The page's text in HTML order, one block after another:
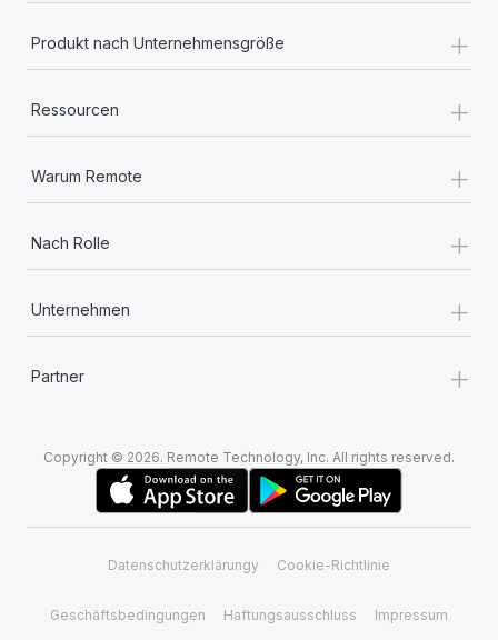
Produkt nach Unternehmensgröße +
Ressourcen +
Warum Remote +
Nach Rolle +
Unternehmen +
Partner +
Copyright © 2026. Remote Technology, Inc. All rights reserved.
Datenschutzerklärungy Cookie-Richtlinie
Geschäftsbedingungen Haftungsausschluss Impressum